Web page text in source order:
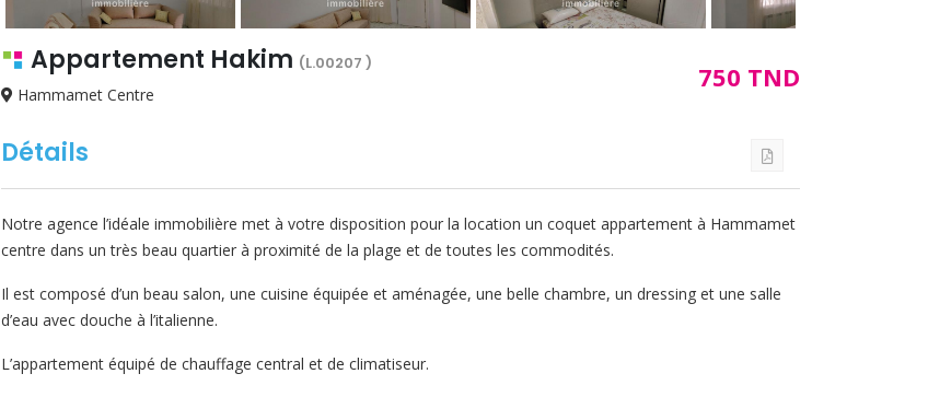
Appartement Hakim (L.00207 )
Hammamet Centre
750 TND
Détails
Notre agence l’idéale immobilière met à votre disposition pour la location un coquet appartement à Hammamet
centre dans un très beau quartier à proximité de la plage et de toutes les commodités.
Il est composé d’un beau salon, une cuisine équipée et aménagée, une belle chambre, un dressing et une salle
d’eau avec douche à l’italienne.
L’appartement équipé de chauffage central et de climatiseur.